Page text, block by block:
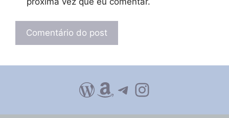
WordPress
Amazon
Telegram
Instagram